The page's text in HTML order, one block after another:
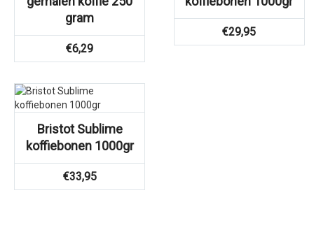
gram
€6,29
€29,95
Bristot Sublime
koffiebonen 1000gr
€33,95